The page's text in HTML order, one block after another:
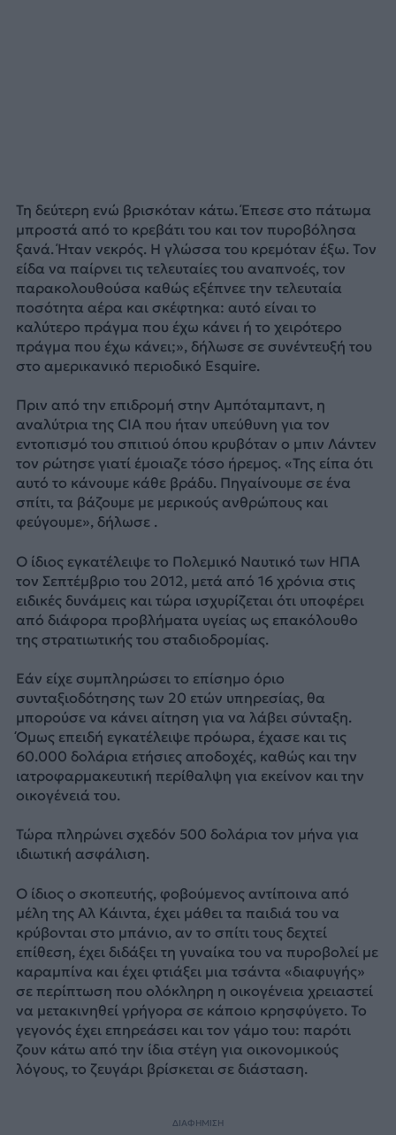
Τη δεύτερη ενώ βρισκόταν κάτω. Έπεσε στο πάτωμα
μπροστά από το κρεβάτι του και τον πυροβόλησα
ξανά. Ήταν νεκρός. Η γλώσσα του κρεμόταν έξω. Τον
είδα να παίρνει τις τελευταίες του αναπνοές, τον
παρακολουθούσα καθώς εξέπνεε την τελευταία
ποσότητα αέρα και σκέφτηκα: αυτό είναι το
καλύτερο πράγμα που έχω κάνει ή το χειρότερο
πράγμα που έχω κάνει;», δήλωσε σε συνέντευξή του
στο αμερικανικό περιοδικό Esquire.
Πριν από την επιδρομή στην Αμπόταμπαντ, η
αναλύτρια της CIA που ήταν υπεύθυνη για τον
εντοπισμό του σπιτιού όπου κρυβόταν ο μπιν Λάντεν
τον ρώτησε γιατί έμοιαζε τόσο ήρεμος. «Της είπα ότι
αυτό το κάνουμε κάθε βράδυ. Πηγαίνουμε σε ένα
σπίτι, τα βάζουμε με μερικούς ανθρώπους και
φεύγουμε», δήλωσε .
Ο ίδιος εγκατέλειψε το Πολεμικό Ναυτικό των ΗΠΑ
τον Σεπτέμβριο του 2012, μετά από 16 χρόνια στις
ειδικές δυνάμεις και τώρα ισχυρίζεται ότι υποφέρει
από διάφορα προβλήματα υγείας ως επακόλουθο
της στρατιωτικής του σταδιοδρομίας.
Εάν είχε συμπληρώσει το επίσημο όριο
συνταξιοδότησης των 20 ετών υπηρεσίας, θα
μπορούσε να κάνει αίτηση για να λάβει σύνταξη.
Όμως επειδή εγκατέλειψε πρόωρα, έχασε και τις
60.000 δολάρια ετήσιες αποδοχές, καθώς και την
ιατροφαρμακευτική περίθαλψη για εκείνον και την
οικογένειά του.
Τώρα πληρώνει σχεδόν 500 δολάρια τον μήνα για
ιδιωτική ασφάλιση.
Ο ίδιος ο σκοπευτής, φοβούμενος αντίποινα από
μέλη της Αλ Κάιντα, έχει μάθει τα παιδιά του να
κρύβονται στο μπάνιο, αν το σπίτι τους δεχτεί
επίθεση, έχει διδάξει τη γυναίκα του να πυροβολεί με
καραμπίνα και έχει φτιάξει μια τσάντα «διαφυγής»
σε περίπτωση που ολόκληρη η οικογένεια χρειαστεί
να μετακινηθεί γρήγορα σε κάποιο κρησφύγετο. Το
γεγονός έχει επηρεάσει και τον γάμο του: παρότι
ζουν κάτω από την ίδια στέγη για οικονομικούς
λόγους, το ζευγάρι βρίσκεται σε διάσταση.
ΔΙΑΦΗΜΙΣΗ